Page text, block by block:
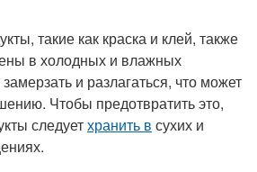
такие как краска и клей, также
в холодных и влажных
и разлагаться, что может
Чтобы предотвратить это,
следуетхранить в сухих и